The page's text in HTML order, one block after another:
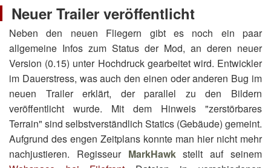
Neuer Trailer veröffentlicht
Neben den neuen Fliegern gibt es noch ein paar
allgemeine Infos zum Status der Mod, an deren neuer
Version (0.15) unter Hochdruck gearbeitet wird. Entwickler
im Dauerstress, was auch den einen oder anderen Bug im
neuen Trailer erklärt, der parallel zu den Bildern
veröffentlicht wurde. Mit dem Hinweis "zerstörbares
Terrain" sind selbstverständlich Statics (Gebäude) gemeint.
Aufgrund des engen Zeitplans konnte man hier nicht mehr
nachjustieren. Regisseur MarkHawkstellt auf seinem